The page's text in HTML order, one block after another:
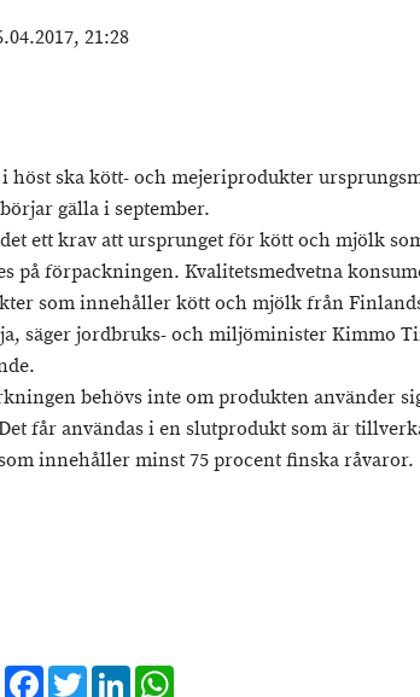
21:28
höst ska kött- och mejeriprodukter
gälla i september.
ett krav att ursprunget för kött och mjölk
på förpackningen. Kvalitetsmedvetna
som innehåller kött och mjölk från
säger jordbruks- och miljöminister Kimmo
behövs inte om produkten använder
får användas i en slutprodukt som är
innehåller minst 75 procent finska råvaror.
Facebook
TwitterLinkedIn